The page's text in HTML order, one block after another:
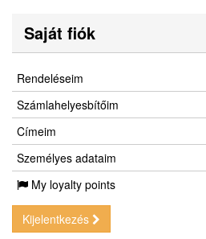
Saját fiók
Rendeléseim
Számlahelyesbítőim
Címeim
Személyes adataim
My loyalty points
Kijelentkezés